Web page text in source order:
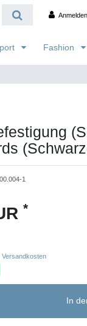
Anmelden
Fashion
1
*
Versandkosten
In